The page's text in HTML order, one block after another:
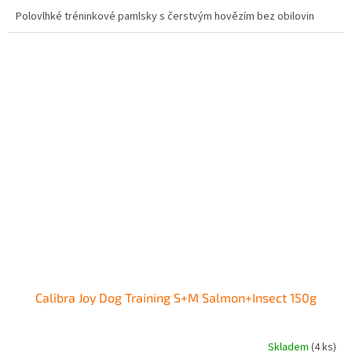
Polovlhké tréninkové pamlsky s čerstvým hovězím bez obilovin
Calibra Joy Dog Training S+M Salmon+Insect 150g
Skladem (4 ks)